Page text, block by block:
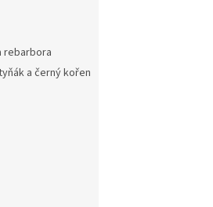
rebarbora
a černý kořen